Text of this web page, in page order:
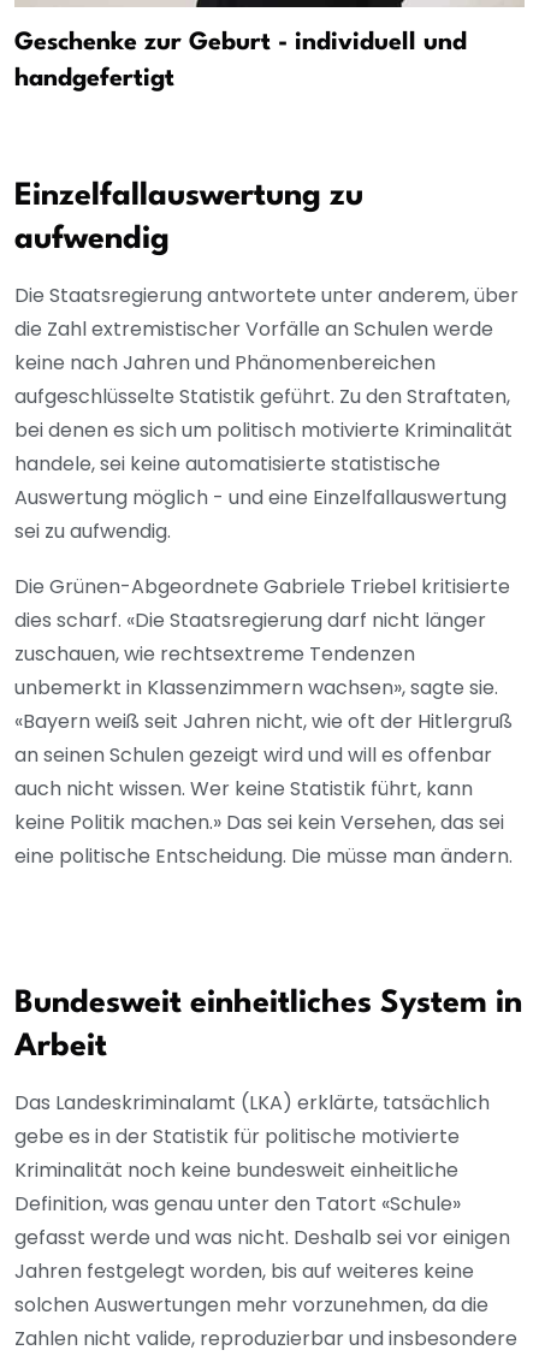
Geschenke zur Geburt - individuell und
handgefertigt
Einzelfallauswertung zu
aufwendig
Die Staatsregierung antwortete unter anderem, über
die Zahl extremistischer Vorfälle an Schulen werde
keine nach Jahren und Phänomenbereichen
aufgeschlüsselte Statistik geführt. Zu den Straftaten,
bei denen es sich um politisch motivierte Kriminalität
handele, sei keine automatisierte statistische
Auswertung möglich - und eine Einzelfallauswertung
sei zu aufwendig.
Die Grünen-Abgeordnete Gabriele Triebel kritisierte
dies scharf. «Die Staatsregierung darf nicht länger
zuschauen, wie rechtsextreme Tendenzen
unbemerkt in Klassenzimmern wachsen», sagte sie.
«Bayern weiß seit Jahren nicht, wie oft der Hitlergruß
an seinen Schulen gezeigt wird und will es offenbar
auch nicht wissen. Wer keine Statistik führt, kann
keine Politik machen.» Das sei kein Versehen, das sei
eine politische Entscheidung. Die müsse man ändern.
Bundesweit einheitliches System in
Arbeit
Das Landeskriminalamt (LKA) erklärte, tatsächlich
gebe es in der Statistik für politische motivierte
Kriminalität noch keine bundesweit einheitliche
Definition, was genau unter den Tatort «Schule»
gefasst werde und was nicht. Deshalb sei vor einigen
Jahren festgelegt worden, bis auf weiteres keine
solchen Auswertungen mehr vorzunehmen, da die
Zahlen nicht valide, reproduzierbar und insbesondere